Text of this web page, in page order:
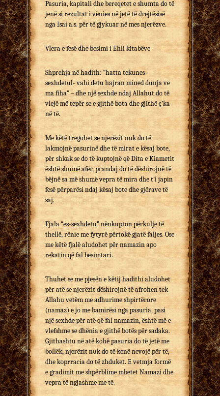
Pasuria, kapitali dhe bereqetet e shumta do të
jenë si rezultat i vënies në jetë të drejtësisë
nga Isai a.s. për të gjykuar në mes njerëzve.
Vlera e fesë dhe besimi i Ehli kitabëve
Shprehja në hadith: “hatta tekunes-
sexhdetul- vahi detu hajran mined dunja ve
ma fiha” – dhe një sexhde ndaj Allahut do të
vlejë më tepër se e gjithë bota dhe gjithë ç’ka
në të.
Me këtë tregohet se njerëzit nuk do të
lakmojnë pasurinë dhe të mirat e kësaj bote,
për shkak se do të kuptojnë që Dita e Kiametit
është shumë afër, prandaj do të dëshirojnë të
bëjnë sa më shumë vepra të mira dhe t’i japin
fesë përparësi ndaj kësaj bote dhe gjërave të
saj.
Fjala “es-sexhdetu” nënkupton përkulje të
thellë, rënie me fytyrë përtokë gjatë faljes. Ose
me këtë fjalë aludohet për namazin apo
rekatin që fal besimtari.
Thuhet se me pjesën e këtij hadithi aludohet
për atë se njerëzit dëshirojnë të afrohen tek
Allahu vetëm me adhurime shpirtërore
(namaz) e jo me bamirësi nga pasuria, pasi
një sexhde për atë që fal namazin, është më e
vlefshme se dhënia e gjithë botës për sadaka.
Gjithashtu në atë kohë pasuria do të jetë me
bollëk, njerëzit nuk do të kenë nevojë për të,
dhe koprracia do të zhduket. E vetmja formë
e gradimit me shpërblime mbetet Namazi dhe
vepra të ngjashme me të.